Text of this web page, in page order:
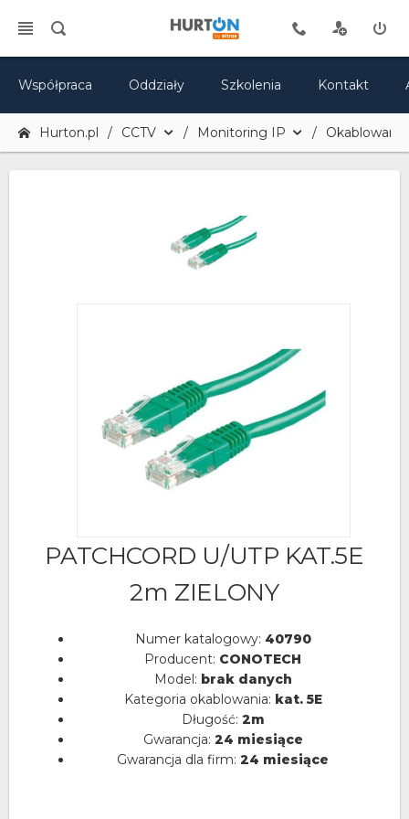
Współpraca Oddziały Szkolenia Kontakt
Hurton.pl CCTV Monitoring IP Okablowanie
PATCHCORD U/UTP KAT.5E
2m ZIELONY
Numer katalogowy: 40790
Producent: CONOTECH
Model: brak danych
Kategoria okablowania: kat. 5E
Długość: 2m
Gwarancja: 24 miesiące
Gwarancja dla firm: 24 miesiące